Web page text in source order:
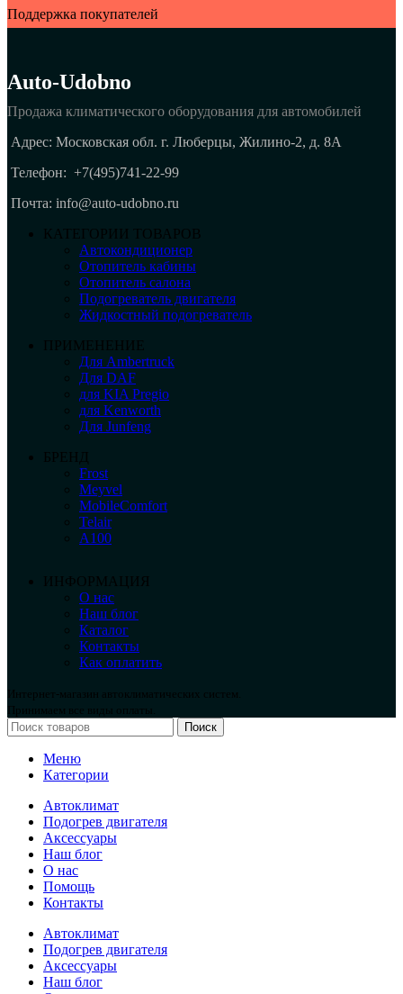
Поддержка покупателей
Auto-Udobno
Продажа климатического оборудования для автомобилей
Адрес: Московская обл. г. Люберцы, Жилино-2, д. 8A
Телефон: +7(495)741-22-99
Почта: info@auto-udobno.ru
КАТЕГОРИИ ТОВАРОВ
Автокондиционер
Отопитель кабины
Отопитель салона
Подогреватель двигателя
Жидкостный подогреватель
ПРИМЕНЕНИЕ
Для Ambertruck
Для DAF
для KIA Pregio
для Kenworth
Для Junfeng
БРЕНД
Frost
Meyvel
MobileComfort
Telair
А100
ИНФОРМАЦИЯ
О нас
Наш блог
Каталог
Контакты
Как оплатить
Интернет-магазин автоклиматических систем.
Принимаем все виды оплаты.
Поиск
Меню
Категории
Автоклимат
Подогрев двигателя
Аксессуары
Наш блог
О нас
Помощь
Контакты
Автоклимат
Подогрев двигателя
Аксессуары
Наш блог